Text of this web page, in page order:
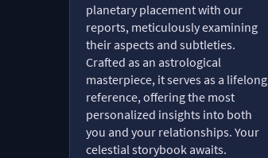
planetary placement with our
reports, meticulously examining
their aspects and subtleties.
Crafted as an astrological
masterpiece, it serves as a lifelong
reference, offering the most
personalized insights into both
you and your relationships. Your
celestial storybook awaits.